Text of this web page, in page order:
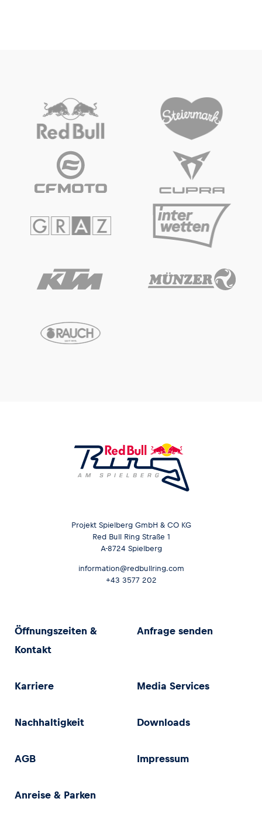
Projekt Spielberg GmbH & CO KG
Red Bull Ring Straße 1
A-8724 Spielberg
information@redbullring.com
+43 3577 202
Öffnungszeiten &
Kontakt
Anfrage senden
Karriere Media Services
Nachhaltigkeit Downloads
AGB Impressum
Anreise & Parken